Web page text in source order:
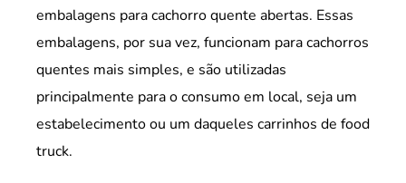
embalagens para cachorro quente abertas. Essas
embalagens, por sua vez, funcionam para cachorros
quentes mais simples, e são utilizadas
principalmente para o consumo em local, seja um
estabelecimento ou um daqueles carrinhos de food
truck.